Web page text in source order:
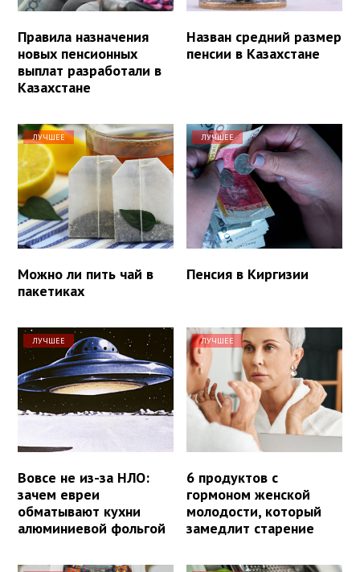
Правила назначения
новых пенсионных
выплат разработали в
Казахстане
Назван средний размер
пенсии в Казахстане
ЛУЧШЕЕ
Можно ли пить чай в
пакетиках
ЛУЧШЕЕ
Пенсия в Киргизии
ЛУЧШЕЕ
Вовсе не из-за НЛО:
зачем евреи
обматывают кухни
алюминиевой фольгой
ЛУЧШЕЕ
6 продуктов с
гормоном женской
молодости, который
замедлит старение